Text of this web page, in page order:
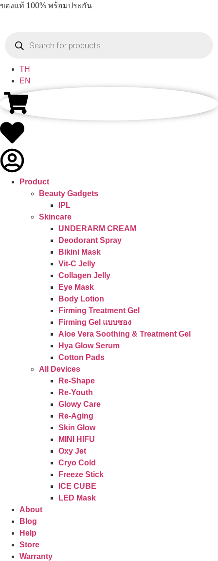
ของแท้ 100% พร้อมประกัน
TH
EN
Product
Beauty Gadgets
IPL
Skincare
UNDERARM CREAM
Deodorant Spray
Bikini Mask
Vit-C Jelly
Collagen Jelly
Eye Mask
Body Lotion
Firming Treatment Gel
Firming Gel แบบซอง
Aloe Vera Soothing & Treatment Gel
Hya Glow Serum
Cotton Pads
All Devices
Re-Shape
Re-Youth
Glowy Care
Re-Aging
Skin Glow
MINI HIFU
Oxy Jet
Cryo Cold
Freeze Stick
ICE CUBE
LED Mask
About
Blog
Help
Store
Warranty